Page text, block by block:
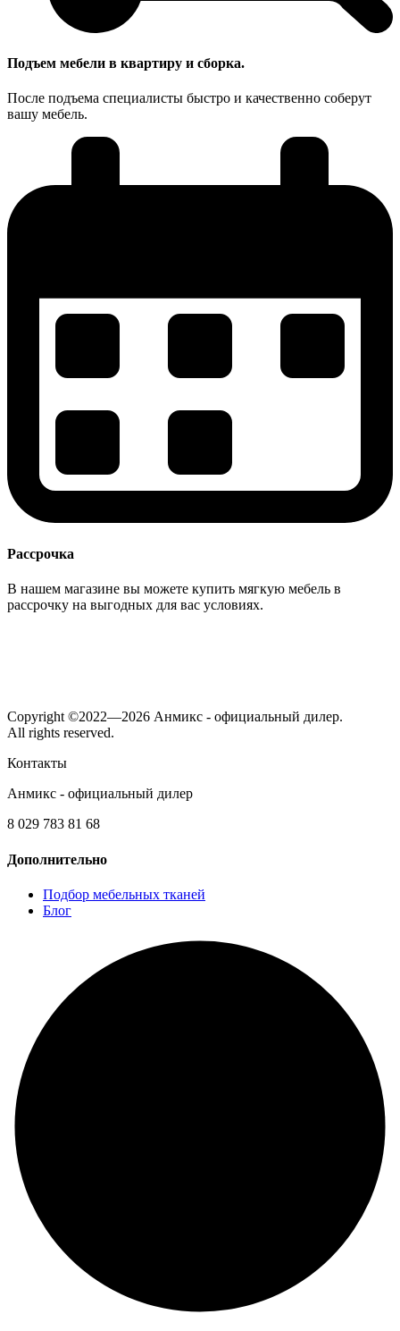
Подъем мебели в квартиру и сборка.
После подъема специалисты быстро и качественно соберут
вашу мебель.
Рассрочка
В нашем магазине вы можете купить мягкую мебель в
рассрочку на выгодных для вас условиях.
Copyright ©2022—2026 Анмикс - официальный дилер.
All rights reserved.
Контакты
Анмикс - официальный дилер
8 029 783 81 68
Дополнительно
Подбор мебельных тканей
Блог